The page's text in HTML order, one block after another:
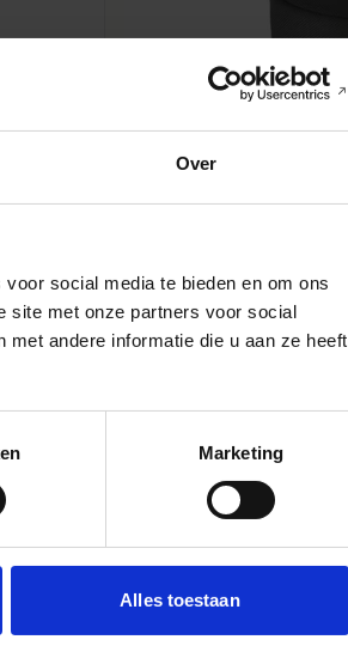
Over
social media te bieden en om ons
site met onze partners voor social
andere informatie die u aan ze heeft
Marketing
Alles toestaan
€50
AJOUTER AU PANIER